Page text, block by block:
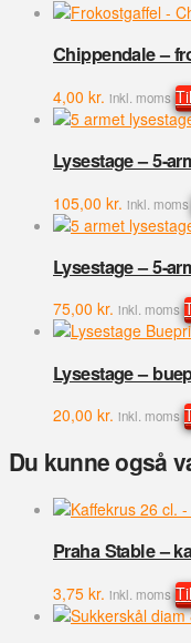
antal
Chippendale –
4,00 kr. inkl. moms
Lysestage – 5-
105,00 kr. inkl. moms
Lysestage – 5-
75,00 kr. inkl. moms
Lysestage –
20,00 kr. inkl. moms
Du kunne også
Praha Stable –
3,75 kr. inkl. moms